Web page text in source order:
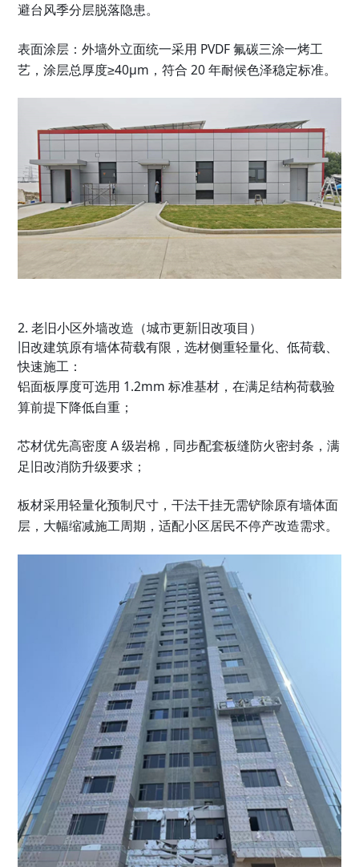
避台风季分层脱落隐患。
表面涂层：外墙外立面统一采用 PVDF 氟碳三涂一烤工
艺，涂层总厚度≥40μm，符合 20 年耐候色泽稳定标准。
2. 老旧小区外墙改造（城市更新旧改项目）
旧改建筑原有墙体荷载有限，选材侧重轻量化、低荷载、
快速施工：
铝面板厚度可选用 1.2mm 标准基材，在满足结构荷载验
算前提下降低自重；
芯材优先高密度 A 级岩棉，同步配套板缝防火密封条，满
足旧改消防升级要求；
板材采用轻量化预制尺寸，干法干挂无需铲除原有墙体面
层，大幅缩减施工周期，适配小区居民不停产改造需求。